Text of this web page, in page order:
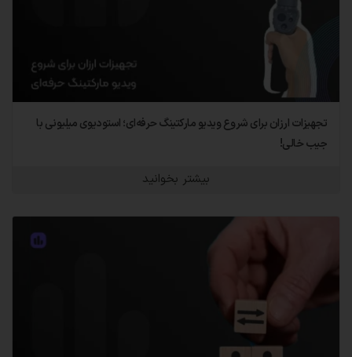
تجهیزات ارزان برای شروع ویدیو مارکتینگ حرفه‌ای؛ استودیوی میلیونی با
جیب خالی!
بیشتر بخوانید